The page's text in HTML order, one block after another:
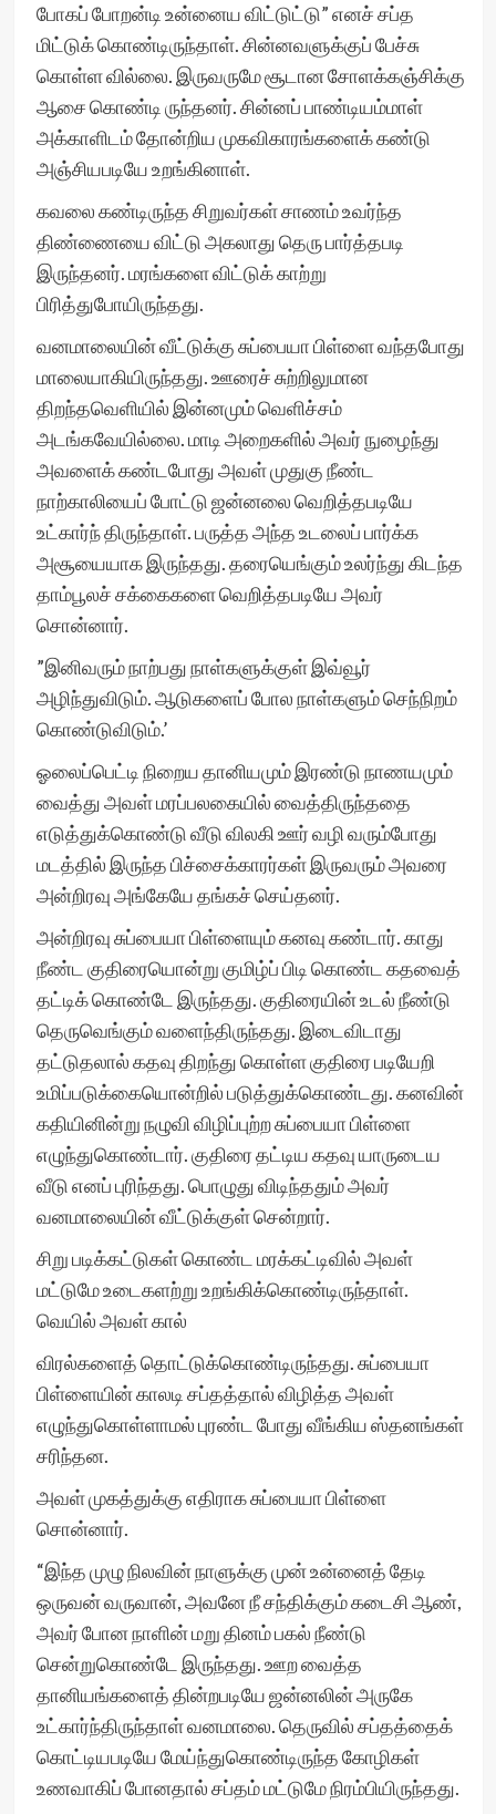
போகப் போறன்டி உன்னைய விட்டுட்டு” எனச் சப்த
மிட்டுக் கொண்டிருந்தாள். சின்னவளுக்குப் பேச்சு
கொள்ள வில்லை. இருவருமே சூடான சோளக்கஞ்சிக்கு
ஆசை கொண்டி ருந்தனர். சின்னப் பாண்டியம்மாள்
அக்காளிடம் தோன்றிய முகவிகாரங்களைக் கண்டு
அஞ்சியபடியே உறங்கினாள்.
கவலை கண்டிருந்த சிறுவர்கள் சாணம் உவர்ந்த
திண்ணையை விட்டு அகலாது தெரு பார்த்தபடி
இருந்தனர். மரங்களை விட்டுக் காற்று
பிரித்துபோயிருந்தது.
வனமாலையின் வீட்டுக்கு சுப்பையா பிள்ளை வந்தபோது
மாலையாகியிருந்தது. ஊரைச் சுற்றிலுமான
திறந்தவெளியில் இன்னமும் வெளிச்சம்
அடங்கவேயில்லை. மாடி அறைகளில் அவர் நுழைந்து
அவளைக் கண்டபோது அவள் முதுகு நீண்ட
நாற்காலியைப் போட்டு ஜன்னலை வெறித்தபடியே
உட்கார்ந் திருந்தாள். பருத்த அந்த உடலைப் பார்க்க
அசூயையாக இருந்தது. தரையெங்கும் உலர்ந்து கிடந்த
தாம்பூலச் சக்கைகளை வெறித்தபடியே அவர்
சொன்னார்.
”இனிவரும் நாற்பது நாள்களுக்குள் இவ்வூர்
அழிந்துவிடும். ஆடுகளைப் போல நாள்களும் செந்நிறம்
கொண்டுவிடும்.’
ஓலைப்பெட்டி நிறைய தானியமும் இரண்டு நாணயமும்
வைத்து அவள் மரப்பலகையில் வைத்திருந்ததை
எடுத்துக்கொண்டு வீடு விலகி ஊர் வழி வரும்போது
மடத்தில் இருந்த பிச்சைக்காரர்கள் இருவரும் அவரை
அன்றிரவு அங்கேயே தங்கச் செய்தனர்.
அன்றிரவு சுப்பையா பிள்ளையும் கனவு கண்டார். காது
நீண்ட குதிரையொன்று குமிழ்ப் பிடி கொண்ட கதவைத்
தட்டிக் கொண்டே இருந்தது. குதிரையின் உடல் நீண்டு
தெருவெங்கும் வளைந்திருந்தது. இடைவிடாது
தட்டுதலால் கதவு திறந்து கொள்ள குதிரை படியேறி
உமிப்படுக்கையொன்றில் படுத்துக்கொண்டது. கனவின்
கதியினின்று நழுவி விழிப்புற்ற சுப்பையா பிள்ளை
எழுந்துகொண்டார். குதிரை தட்டிய கதவு யாருடைய
வீடு எனப் புரிந்தது. பொழுது விடிந்ததும் அவர்
வனமாலையின் வீட்டுக்குள் சென்றார்.
சிறு படிக்கட்டுகள் கொண்ட மரக்கட்டிவில் அவள்
மட்டுமே உடைகளற்று உறங்கிக்கொண்டிருந்தாள்.
வெயில் அவள் கால்
விரல்களைத் தொட்டுக்கொண்டிருந்தது. சுப்பையா
பிள்ளையின் காலடி சப்தத்தால் விழித்த அவள்
எழுந்துகொள்ளாமல் புரண்ட போது வீங்கிய ஸ்தனங்கள்
சரிந்தன.
அவள் முகத்துக்கு எதிராக சுப்பையா பிள்ளை
சொன்னார்.
“இந்த முழு நிலவின் நாளுக்கு முன் உன்னைத் தேடி
ஒருவன் வருவான், அவனே நீ சந்திக்கும் கடைசி ஆண்,
அவர் போன நாளின் மறு தினம் பகல் நீண்டு
சென்றுகொண்டே இருந்தது. ஊற வைத்த
தானியங்களைத் தின்றபடியே ஜன்னலின் அருகே
உட்கார்ந்திருந்தாள் வனமாலை. தெருவில் சப்தத்தைக்
கொட்டியபடியே மேய்ந்துகொண்டிருந்த கோழிகள்
உணவாகிப் போனதால் சப்தம் மட்டுமே நிரம்பியிருந்தது.